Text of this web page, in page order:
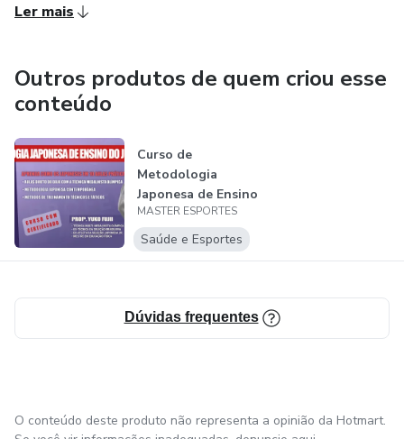
Ler mais
Outros produtos de quem criou esse
conteúdo
Curso de
Metodologia
Japonesa de Ensino
do Judô com Yuko
Fuj...
MASTER ESPORTES
Saúde e Esportes
Dúvidas frequentes
O conteúdo deste produto não representa a opinião da Hotmart.